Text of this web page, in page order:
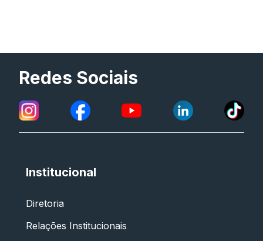
Redes Sociais
Institucional
Diretoria
Relações Institucionais